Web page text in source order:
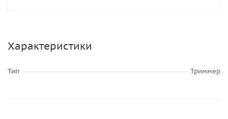
Характеристики
Тип Триммер